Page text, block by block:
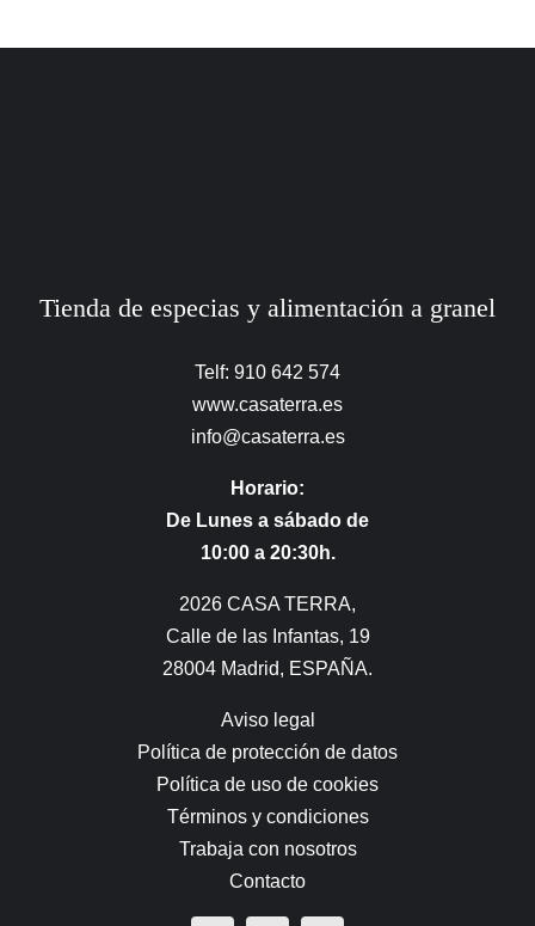
Tienda de especias y alimentación a granel
Telf: 910 642 574
www.casaterra.es
info@casaterra.es
Horario:
De Lunes a sábado de
10:00 a 20:30h.
2026 CASA TERRA,
Calle de las Infantas, 19
28004 Madrid, ESPAÑA.
Aviso legal
Política de protección de datos
Política de uso de cookies
Términos y condiciones
Trabaja con nosotros
Contacto